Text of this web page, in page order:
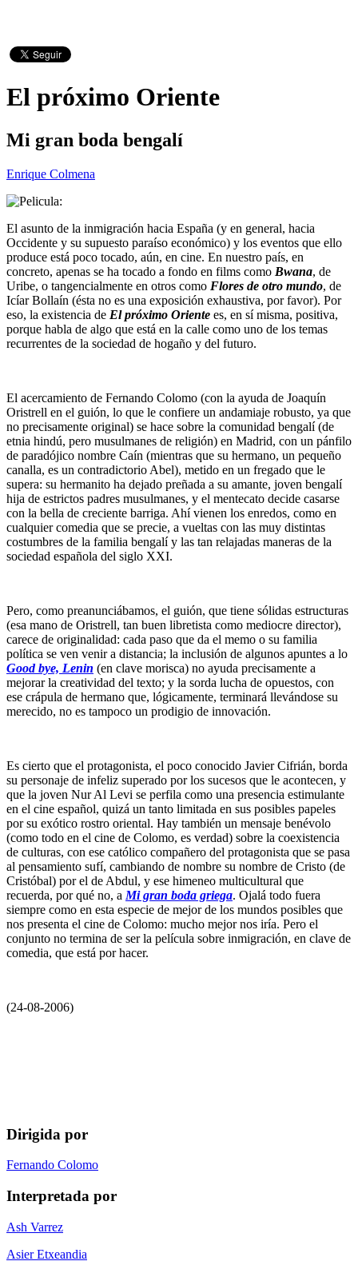
El próximo Oriente
Mi gran boda bengalí
Enrique Colmena
El asunto de la inmigración hacia España (y en general, hacia
Occidente y su supuesto paraíso económico) y los eventos que ello
produce está poco tocado, aún, en cine. En nuestro país, en
concreto, apenas se ha tocado a fondo en films como Bwana, de
Uribe, o tangencialmente en otros como Flores de otro mundo, de
Icíar Bollaín (ésta no es una exposición exhaustiva, por favor). Por
eso, la existencia de El próximo Oriente es, en sí misma, positiva,
porque habla de algo que está en la calle como uno de los temas
recurrentes de la sociedad de hogaño y del futuro.
El acercamiento de Fernando Colomo (con la ayuda de Joaquín
Oristrell en el guión, lo que le confiere un andamiaje robusto, ya que
no precisamente original) se hace sobre la comunidad bengalí (de
etnia hindú, pero musulmanes de religión) en Madrid, con un pánfilo
de paradójico nombre Caín (mientras que su hermano, un pequeño
canalla, es un contradictorio Abel), metido en un fregado que le
supera: su hermanito ha dejado preñada a su amante, joven bengalí
hija de estrictos padres musulmanes, y el mentecato decide casarse
con la bella de creciente barriga. Ahí vienen los enredos, como en
cualquier comedia que se precie, a vueltas con las muy distintas
costumbres de la familia bengalí y las tan relajadas maneras de la
sociedad española del siglo XXI.
Pero, como preanunciábamos, el guión, que tiene sólidas estructuras
(esa mano de Oristrell, tan buen libretista como mediocre director),
carece de originalidad: cada paso que da el memo o su familia
política se ven venir a distancia; la inclusión de algunos apuntes a lo
Good bye, Lenin (en clave morisca) no ayuda precisamente a
mejorar la creatividad del texto; y la sorda lucha de opuestos, con
ese crápula de hermano que, lógicamente, terminará llevándose su
merecido, no es tampoco un prodigio de innovación.
Es cierto que el protagonista, el poco conocido Javier Cifrián, borda
su personaje de infeliz superado por los sucesos que le acontecen, y
que la joven Nur Al Levi se perfila como una presencia estimulante
en el cine español, quizá un tanto limitada en sus posibles papeles
por su exótico rostro oriental. Hay también un mensaje benévolo
(como todo en el cine de Colomo, es verdad) sobre la coexistencia
de culturas, con ese católico compañero del protagonista que se pasa
al pensamiento sufí, cambiando de nombre su nombre de Cristo (de
Cristóbal) por el de Abdul, y ese himeneo multicultural que
recuerda, por qué no, a Mi gran boda griega. Ojalá todo fuera
siempre como en esta especie de mejor de los mundos posibles que
nos presenta el cine de Colomo: mucho mejor nos iría. Pero el
conjunto no termina de ser la película sobre inmigración, en clave de
comedia, que está por hacer.
(24-08-2006)
Dirigida por
Fernando Colomo
Interpretada por
Ash Varrez
Asier Etxeandia